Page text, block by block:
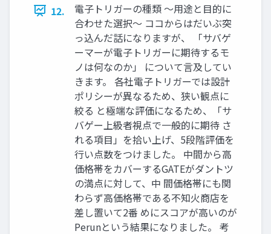
12.
電子トリガーの種類 ～用途と目的に
合わせた選択～ ココからはだいぶ突
っ込んだ話になりますが、 「サバゲ
ーマーが電子トリガーに期待するモ
ノは何なのか」 について言及してい
きます。 各社電子トリガーでは設計
ポリシーが異なるため、狭い観点に
絞る と極端な評価になるため、「サ
バゲー上級者視点で一般的に期待 さ
れる項目」を拾い上げ、5段階評価を
行い点数をつけました。 中間から高
価格帯をカバーするGATEがダントツ
の満点に対して、中 間価格帯にも関
わらず高価格帯である不知火商店を
差し置いて2番 めにスコアが高いのが
Perunという結果になりました。 考